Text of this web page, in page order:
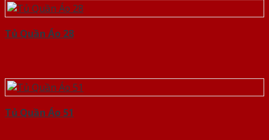
Tủ Quần Áo 28
Tủ Quần Áo 51